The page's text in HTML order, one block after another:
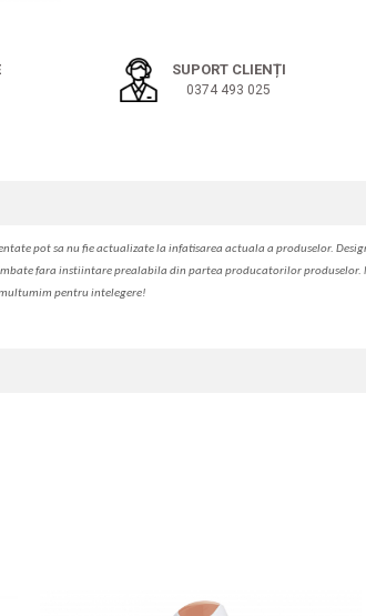
SUPORT CLIENȚI
0374 493 025
pot sa nu fie actualizate la infatisarea actuala a produselor.
fara instiintare prealabila din partea producatorilor produselor.
tumim pentru intelegere!